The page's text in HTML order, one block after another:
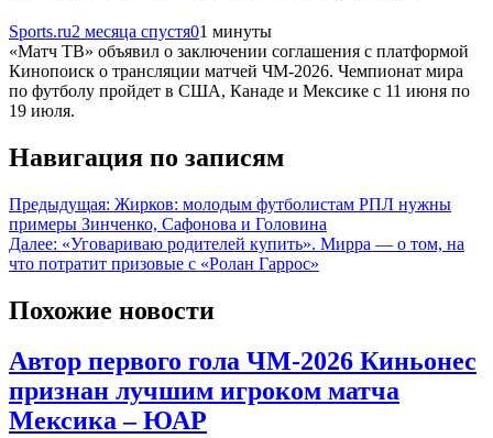
Sports.ru2 месяца спустя01 минуты
«Матч ТВ» объявил о заключении соглашения с платформой
Кинопоиск о трансляции матчей ЧМ-2026. Чемпионат мира
по футболу пройдет в США, Канаде и Мексике с 11 июня по
19 июля.
Навигация по записям
Предыдущая: Жирков: молодым футболистам РПЛ нужны
примеры Зинченко, Сафонова и Головина
Далее: «Уговариваю родителей купить». Мирра — о том, на
что потратит призовые с «Ролан Гаррос»
Похожие новости
Автор первого гола ЧМ-2026 Киньонес
признан лучшим игроком матча
Мексика – ЮАР